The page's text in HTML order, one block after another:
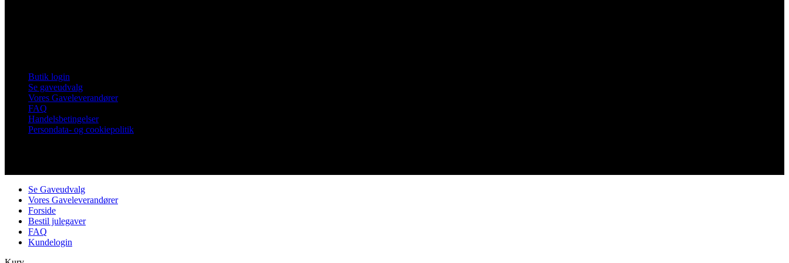
Butik login
Se gaveudvalg
Vores Gaveleverandører
FAQ
Handelsbetingelser
Persondata- og cookiepolitik
Se Gaveudvalg
Vores Gaveleverandører
Forside
Bestil julegaver
FAQ
Kundelogin